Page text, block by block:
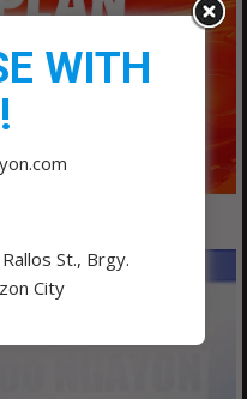
WITH
St., Brgy.
City